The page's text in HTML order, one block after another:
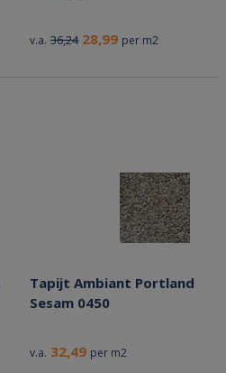
v.a. 36,24 28,99 per m2
Tapijt Ambiant Portland
Sesam 0450
v.a. 32,49 per m2